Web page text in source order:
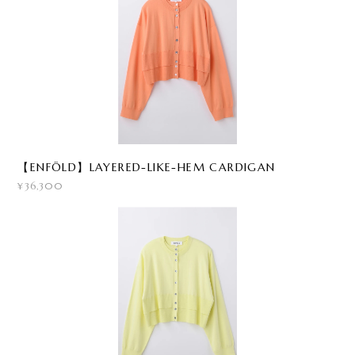
【ENFÖLD】LAYERED-LIKE-HEM CARDIGAN
¥36,300